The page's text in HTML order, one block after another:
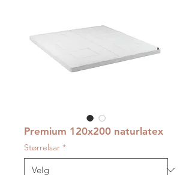
Premium 120x200 naturlatex
Størrelsar *